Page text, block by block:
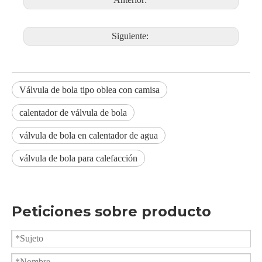
Válvula de bola con camisa de montaje directo para actuador neumático
Siguiente:
Válvula de bola tipo oblea con camisa
calentador de válvula de bola
válvula de bola en calentador de agua
válvula de bola para calefacción
Peticiones sobre producto